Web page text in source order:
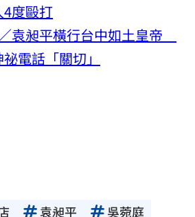
度毆打
袁昶平橫行台中如土皇帝
電話「關切」
袁昶平 吳菀庭